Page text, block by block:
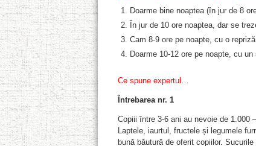
Doarme bine noaptea (în jur de 8
În jur de 10 ore noaptea, dar se
Cam 8-9 ore pe noapte, cu o
Doarme 10-12 ore pe noapte, cu un
Ce spune expertul…
Întrebarea nr. 1
Copiii între 3-6 ani au nevoie de 1.000
Laptele, iaurtul, fructele și legumele
bună băutură de oferit copiilor.